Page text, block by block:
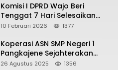
Komisi I DPRD Wajo Beri
Tenggat 7 Hari Selesaikan
Polemik Pengangkatan KAUR
10 Februari 2026 1377
Koperasi ASN SMP Negeri 1
Pangkajene Sejahterakan
Anggota
26 Agustus 2025 1356